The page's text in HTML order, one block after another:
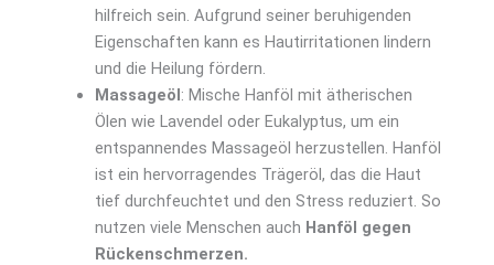
hilfreich sein. Aufgrund seiner beruhigenden
Eigenschaften kann es Hautirritationen lindern
und die Heilung fördern.
Massageöl: Mische Hanföl mit ätherischen
Ölen wie Lavendel oder Eukalyptus, um ein
entspannendes Massageöl herzustellen. Hanföl
ist ein hervorragendes Trägeröl, das die Haut
tief durchfeuchtet und den Stress reduziert. So
nutzen viele Menschen auch Hanföl gegen
Rückenschmerzen.